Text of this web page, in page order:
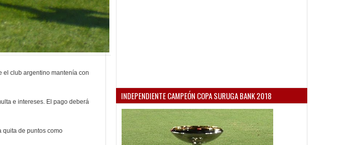
el club argentino mantenía con
e intereses. El pago deberá
quita de puntos como
INDEPENDIENTE CAMPEÓN COPA SURUGA BANK 2018